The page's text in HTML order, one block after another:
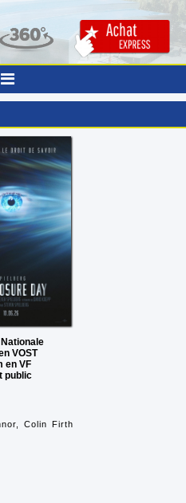
VOST
en VF
public
Colin Firth